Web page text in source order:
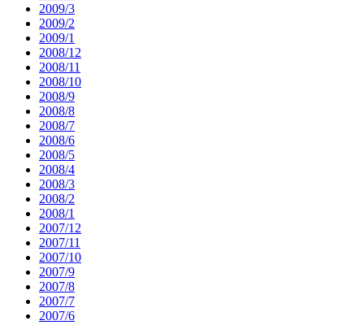
2009/3
2009/2
2009/1
2008/12
2008/11
2008/10
2008/9
2008/8
2008/7
2008/6
2008/5
2008/4
2008/3
2008/2
2008/1
2007/12
2007/11
2007/10
2007/9
2007/8
2007/7
2007/6